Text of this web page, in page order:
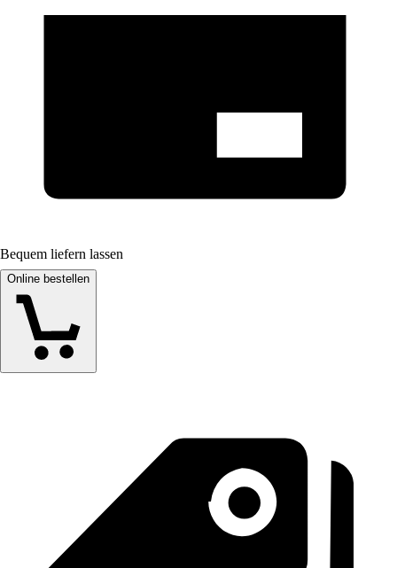
Bequem liefern lassen
Online bestellen